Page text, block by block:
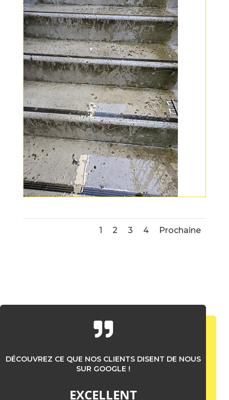
1 2 3 4 Prochaine

DÉCOUVREZ CE QUE NOS CLIENTS DISENT DE NOUS
SUR GOOGLE !
EXCELLENT